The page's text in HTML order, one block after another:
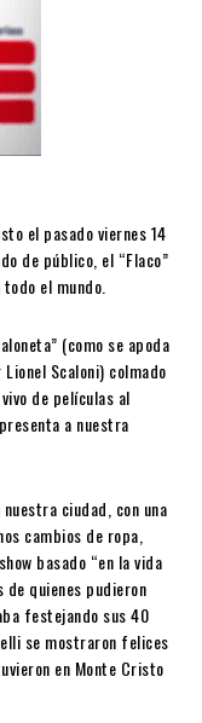
el pasado viernes 14
de público, el “Flaco”
el mundo.
(como se apoda
Scaloni) colmado
de películas al
a nuestra
ciudad, con una
cambios de ropa,
basado “en la vida
quienes pudieron
festejando sus 40
se mostraron felices
en Monte Cristo